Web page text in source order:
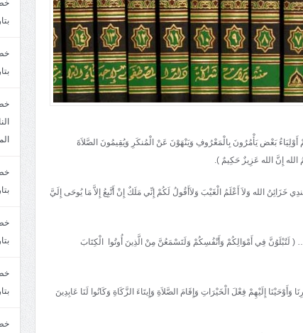
أَوْلِيَاءُ بَعْض يَأْمُرُونَ بِالْمَعْرُوفِ وَيَنْهَوْنَ عَنْ الْمُنكَرِ وَيُقِيمُونَ الصَّلاَةَ
إِنَّ الله عَزِيزٌ حَكِيمٌ ).
خَزَائِنُ الله وَلاَ أَعْلَمُ الْغَيْبَ وَلاَأَقُولُ لَكُمْ إِنِّي مَلَكٌ إِنْ أَتَّبِعُ إِلاَّ مَا يُوحَى إِلَيَّ
… ( لَتُبْلَوُنَّ فِي أَمْوَالِكُمْ وَأَنْفُسِكُمْ وَلَتَسْمَعُنَّ مِنْ الَّذِينَ أُوتُوا الْكِتَابَ
وَأَوْحَيْنَا إِلَيْهِمْ فِعْلَ الْخَيْرَاتِ وَإِقَامَ الصَّلاَةِ وَإِيتَاءَ الزَّكَاةِ وَكَانُوا لَنَا عَابِدِينَ
بتاريخ4/3/1447.
بتاريخ 27 2/1447.
بتاريخ6/2/
بتاريخ29/1/
بتاريخ24/12/1446.